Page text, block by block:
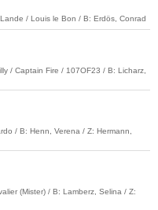
/ Louis le Bon / B: Erdös, Conrad
/ Captain Fire / 107OF23 / B: Licharz,
/ B: Henn, Verena / Z: Hermann,
(Mister) / B: Lamberz, Selina / Z: